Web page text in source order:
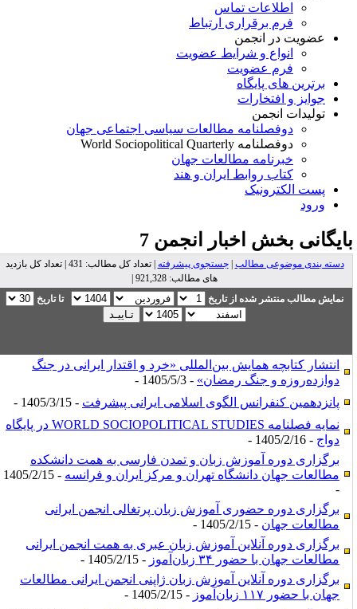
اطلاعات تماس
فرم برقراری ارتباط
عضویت در انجمن
انواع و شرایط عضویت
فرم عضویت
برترین های پایگاه
جوایز و افتخارات
تولیدات انجمن
دوفصلنامه مطالعات سیاسی اجتماعی جهان
دوفصلنامه World Sociopolitical Quarterly
خبرنامه مطالعات جهان
کتاب روابط ایران و هند
پست الکترونیک
ورود
بخشاخبار انجمن 7
دسته بندی موضوعی مطالب|جستجوی پیشرفته
| تعداد کل مطالب: 431 | تعداد کل بازدید
های مطالب: 921,328 |
نمایش مطالب منتشر شده از تاریخ
تا تاریخ
انتشار کتابچه همایش بین‌المللی «خرد و اقتدار ایرانی در جنگ
دوازده‌روزه و جنگ رمضان»- 1405/5/3 -
پانزدهمین کنفرانس الگوی اسلامی ایرانی پیشرفت- 1405/3/15 -
نمایه فصلنامه WORLD SOCIOPOLITICAL STUDIES ‌در پایگاه
دواج - 1405/2/16 -
برگزاری دوره آموزش زبان و تمدن فارسی به همت دانشکده
مطالعات جهان دانشگاه تهران و مرکز ایران و فرانسه
- 1405/2/15
برگزاری دوره حضوری آموزش زبان پرتغالی انجمن ایرانی
مطالعات جهان- 1405/2/15 -
برگزاری دوره آنلاین آموزش زبان عبری به همت انجمن ایرانی
مطالعات جهان با حضور ۳۴ زبان‌آموز
- 1405/2/15 -
برگزاری دوره آنلاین آموزش زبان ژاپنی انجمن ایرانی مطالعات
جهان با حضور ۱۱۷ زبان‌آموز
- 1405/2/15 -